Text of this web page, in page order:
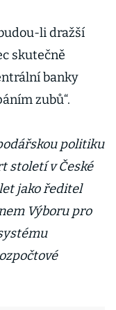
li dražší
skutečně
banky
zubů“.
politiku
století v České
jako ředitel
Výboru pro